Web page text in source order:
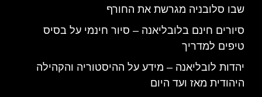
שבו סלובניה מגרשת את החורף
סיורים חינם בלובליאנה – סיור חינמי על בסיס
טיפים למדריך
יהדות לובליאנה – מידע על ההיסטוריה והקהילה
היהודית מאז ועד היום